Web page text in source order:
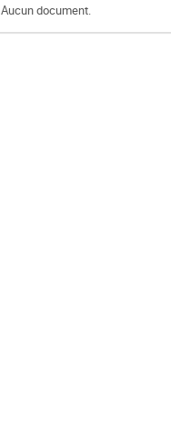
Aucun document.